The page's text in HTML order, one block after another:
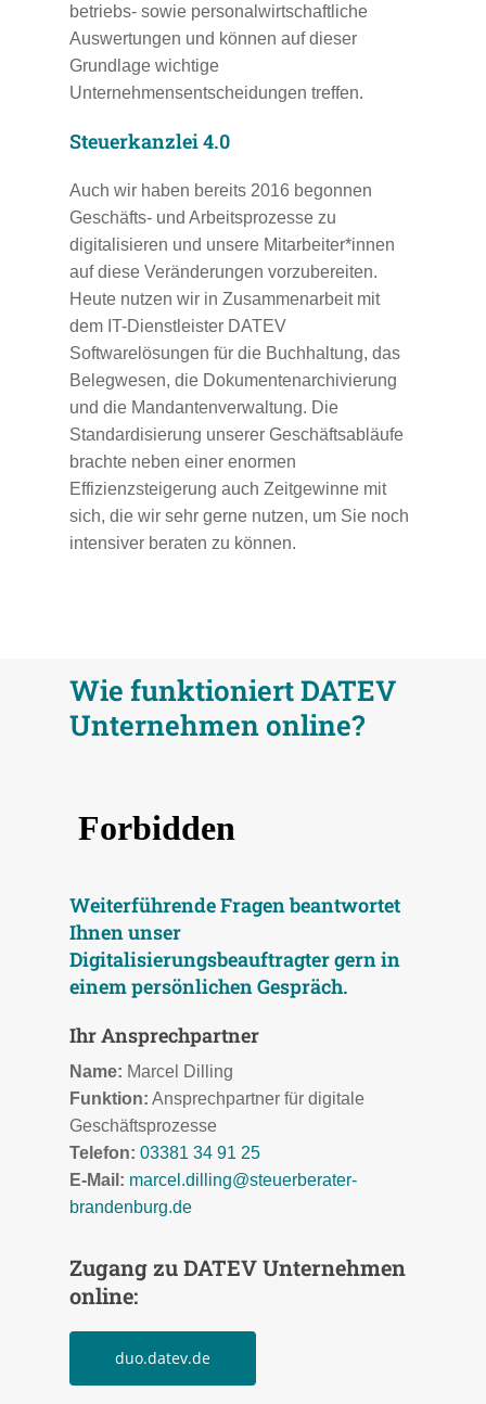
betriebs- sowie personalwirtschaftliche
Auswertungen und können auf dieser
Grundlage wichtige
Unternehmensentscheidungen treffen.
Steuerkanzlei 4.0
Auch wir haben bereits 2016 begonnen
Geschäfts- und Arbeitsprozesse zu
digitalisieren und unsere Mitarbeiter*innen
auf diese Veränderungen vorzubereiten.
Heute nutzen wir in Zusammenarbeit mit
dem IT-Dienstleister DATEV
Softwarelösungen für die Buchhaltung, das
Belegwesen, die Dokumentenarchivierung
und die Mandantenverwaltung. Die
Standardisierung unserer Geschäftsabläufe
brachte neben einer enormen
Effizienzsteigerung auch Zeitgewinne mit
sich, die wir sehr gerne nutzen, um Sie noch
intensiver beraten zu können.
Wie funktioniert DATEV
Unternehmen online?
Weiterführende Fragen beantwortet
Ihnen unser
Digitalisierungsbeauftragter gern in
einem persönlichen Gespräch.
Ihr Ansprechpartner
Name: Marcel Dilling
Funktion: Ansprechpartner für digitale
Geschäftsprozesse
Telefon: 03381 34 91 25
E-Mail: marcel.dilling@steuerberater-
brandenburg.de
Zugang zu DATEV Unternehmen
online:
duo.datev.de